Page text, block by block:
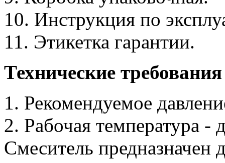
10. Инструкция по
11. Этикетка гарантии.
Технические требования
1. Рекомендуемое
2. Рабочая температура -
Смеситель предназначен